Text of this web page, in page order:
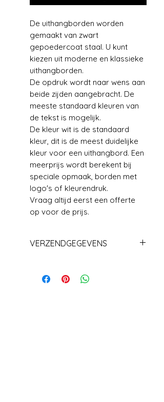
De uithangborden worden
gemaakt van zwart
gepoedercoat staal. U kunt
kiezen uit moderne en klassieke
uithangborden.
De opdruk wordt naar wens aan
beide zijden aangebracht. De
meeste standaard kleuren van
de tekst is mogelijk.
De kleur wit is de standaard
kleur, dit is de meest duidelijke
kleur voor een uithangbord. Een
meerprijs wordt berekent bij
speciale opmaak, borden met
logo's of kleurendruk.
Vraag altijd eerst een offerte
op voor de prijs.
VERZENDGEGEVENS